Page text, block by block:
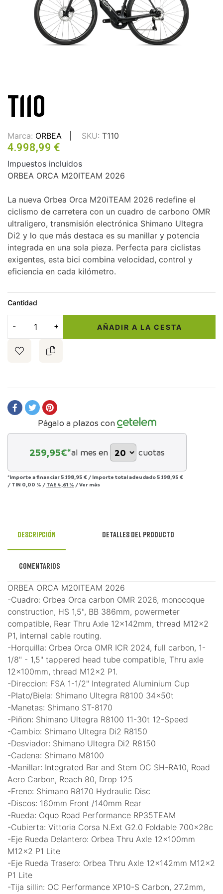
T110
Marca: ORBEA SKU: T110
4.998,99 €
Impuestos incluidos
ORBEA ORCA M20ITEAM 2026
La nueva Orbea Orca M20iTEAM 2026 redefine el
ciclismo de carretera con un cuadro de carbono OMR
ultraligero, transmisión electrónica Shimano Ultegra
Di2 y lo que más destaca es su manillar y potencia
integrada en una sola pieza. Perfecta para ciclistas
exigentes, esta bici combina velocidad, control y
eficiencia en cada kilómetro.
Cantidad
AÑADIR A LA CESTA
Págalo a plazos con
259,95€*al mes en cuotas
*Importe a financiar 5.198,95 € / Importe total adeudado 5.198,95 €
/ TIN 0,00 % / TAE 4,61 % /Ver más
Descripción Detalles del producto
Comentarios
ORBEA ORCA M20ITEAM 2026
-Cuadro: Orbea Orca carbon OMR 2026, monocoque
construction, HS 1,5", BB 386mm, powermeter
compatible, Rear Thru Axle 12x142mm, thread M12x2
P1, internal cable routing.
-Horquilla: Orbea Orca OMR ICR 2024, full carbon, 1-
1/8" - 1,5" tappered head tube compatible, Thru axle
12x100mm, thread M12x2 P1.
-Direccion: FSA 1-1/2" Integrated Aluminium Cup
-Plato/Biela: Shimano Ultegra R8100 34x50t
-Manetas: Shimano ST-8170
-Piñon: Shimano Ultegra R8100 11-30t 12-Speed
-Cambio: Shimano Ultegra Di2 R8150
-Desviador: Shimano Ultegra Di2 R8150
-Cadena: Shimano M8100
-Manillar: Integrated Bar and Stem OC SH-RA10, Road
Aero Carbon, Reach 80, Drop 125
-Freno: Shimano R8170 Hydraulic Disc
-Discos: 160mm Front /140mm Rear
-Rueda: Oquo Road Performance RP35TEAM
-Cubierta: Vittoria Corsa N.Ext G2.0 Foldable 700x28c
-Eje Rueda Delantero: Orbea Thru Axle 12x100mm
M12x2 P1 Lite
-Eje Rueda Trasero: Orbea Thru Axle 12x142mm M12x2
P1 Lite
-Tija sillin: OC Performance XP10-S Carbon, 27.2mm,